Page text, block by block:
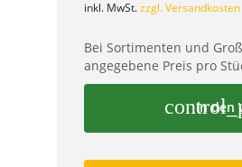
inkl. MwSt.zzgl. Versandkosten
Bei Sortimenten und
angegebene Preis pro
In den